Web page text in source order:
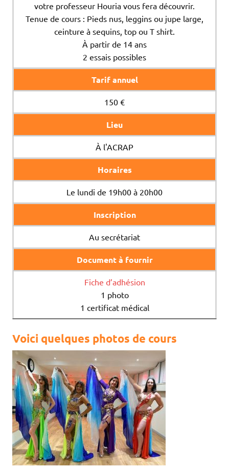
votre professeur Houria vous fera découvrir.
Tenue de cours : Pieds nus, leggins ou jupe large,
ceinture à sequins, top ou T shirt.
À partir de 14 ans
2 essais possibles
Tarif annuel
150 €
Lieu
À l'ACRAP
Horaires
Le lundi de 19h00 à 20h00
Inscription
Au secrétariat
Document à fournir
Fiche d’adhésion
1 photo
1 certificat médical
Voici quelques photos de cours